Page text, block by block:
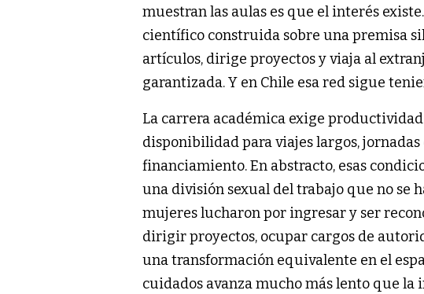
muestran las aulas es que el interés
científico construida sobre una premisa
artículos, dirige proyectos y viaja al
garantizada. Y en Chile esa red sigue
La carrera académica exige
disponibilidad para viajes largos,
financiamiento. En abstracto, esas
una división sexual del trabajo que no se
mujeres lucharon por ingresar y ser
dirigir proyectos, ocupar cargos de
una transformación equivalente en el
cuidados avanza mucho más lento que